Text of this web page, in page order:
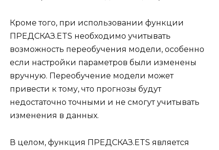
Кроме того, при использовании функции
ПРЕДСКАЗ.ETS необходимо учитывать
возможность переобучения модели, особенно
если настройки параметров были изменены
вручную. Переобучение модели может
привести к тому, что прогнозы будут
недостаточно точными и не смогут учитывать
изменения в данных.
В целом, функция ПРЕДСКАЗ.ETS является